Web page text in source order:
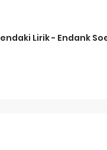
Lirik - Endank